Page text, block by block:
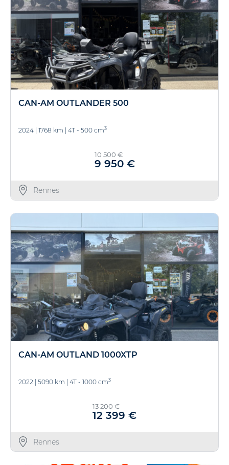
CAN-AM OUTLANDER 500
2024 1768 km 4T - 500 cm3
10 500 €
9 950 €
Rennes
CAN-AM OUTLAND 1000XTP
2022 | 5090 km | 4T - 1000 cm3
13 200 €
12 399 €
Rennes